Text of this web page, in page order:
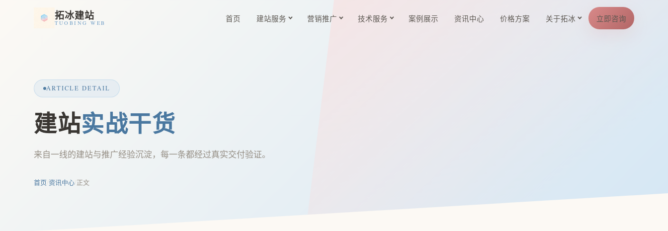
拓冰建站
TUOBING WEB 首页 建站服务 营销推广 技术服务 案例展示 资讯中心 价格方案 关于拓冰 立即咨询
ARTICLE DETAIL
建站实战干货
来自一线的建站与推广经验沉淀，每一条都经过真实交付验证。
首页/资讯中心/正文